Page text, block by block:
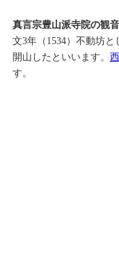
真言宗豊山派寺院の観
文3年（1534）不動坊
開山したといいます。
す。